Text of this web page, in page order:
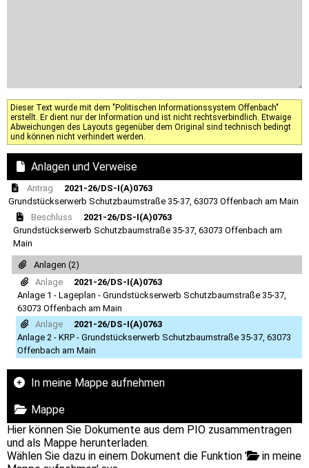
Dieser Text wurde mit dem "Politischen Informationssystem Offenbach"
erstellt. Er dient nur der Information und ist nicht rechtsverbindlich. Etwaige
Abweichungen des Layouts gegenüber dem Original sind technisch bedingt
und können nicht verhindert werden.
Anlagen und Verweise
Antrag
2021-26/DS-I(A)0763
Grundstückserwerb Schutzbaumstraße 35-37, 63073 Offenbach am Main
Beschluss
2021-26/DS-I(A)0763
Grundstückserwerb Schutzbaumstraße 35-37, 63073 Offenbach am
Main
Anlagen (2)
Anlage
2021-26/DS-I(A)0763
Anlage 1 - Lageplan - Grundstückserwerb Schutzbaumstraße 35-37,
63073 Offenbach am Main
Anlage
2021-26/DS-I(A)0763
Anlage 2 - KRP - Grundstückserwerb Schutzbaumstraße 35-37, 63073
Offenbach am Main
In meine Mappe aufnehmen
Mappe
Hier können Sie Dokumente aus dem PIO zusammentragen
und als Mappe herunterladen.
Wählen Sie dazu in einem Dokument die Funktion '
in meine